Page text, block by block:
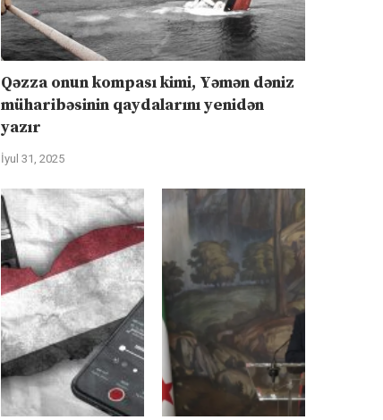
Qəzza onun kompası kimi, Yəmən dəniz
müharibəsinin qaydalarını yenidən
yazır
İyul 31, 2025